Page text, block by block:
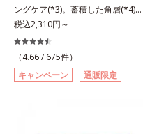
で、手軽においしくたんぱく質を摂
れます。*1 1杯分（約27g）当り。
コラーゲン含む。*2 ビタミンB1、
B2、B6、B12、ナイアシン、パン
トテン酸各商品の詳しい情報は商品
ページをご覧ください。・BEAUTY
ングケア(*3)。蓄積した角層(*4)を
絡めとりくすみ(*5)を晴らす高密着
マイルドピーリング(*6)洗顔料。ハ
リも透明感(*7)も結果主義。年齢サ
イン(*8)の因子に着目した肌科学エ
イジングケア(*3)シリーズ。オルビ
税込2,310円～
（4.66 / 675件）
キャンペーン
通販限定